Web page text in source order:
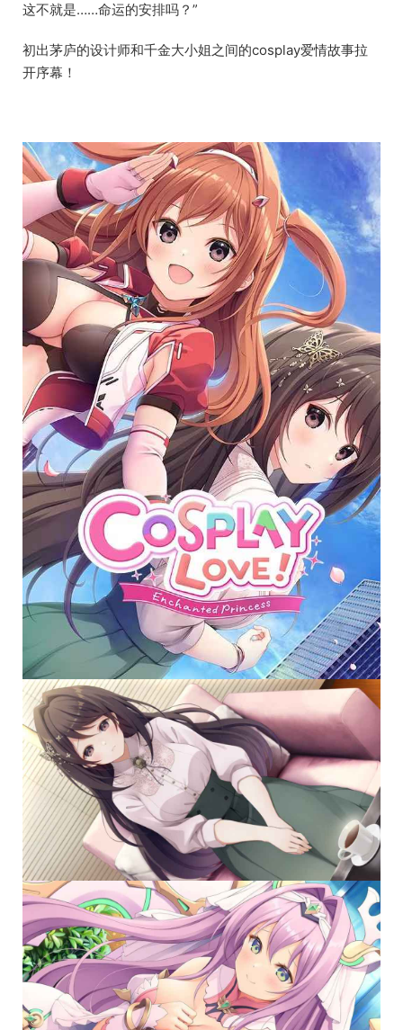
这不就是……命运的安排吗？”
初出茅庐的设计师和千金大小姐之间的cosplay爱情故事拉
开序幕！